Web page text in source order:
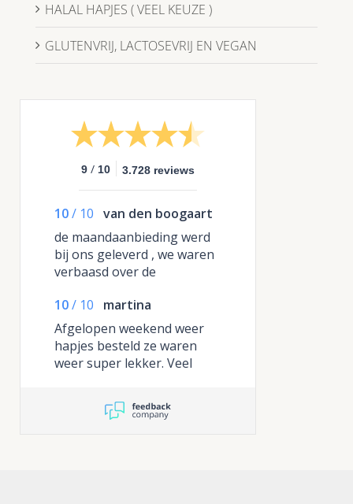
HALAL HAPJES ( VEEL KEUZE )
GLUTENVRIJ, LACTOSEVRIJ EN VEGAN
9 / 10 3.728 reviews
10/ 10 van den boogaart
de maandaanbieding werd
bij ons geleverd , we waren
verbaasd over de
de burgers en de dumplings
gaan we er de volgende
keer extra bijbestellen want
die waren heerlijk
10/ 10
martina
Afgelopen weekend weer
hapjes besteld ze waren
weer super lekker. Veel
gasten. Zeker een aanrader.
hapjespakket 3